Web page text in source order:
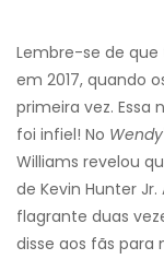
Lembre-se de que
em 2017, quando
primeira vez. Essa
foi infiel! No
Williams revelou
de Kevin Hunter
flagrante duas
disse aos fãs para